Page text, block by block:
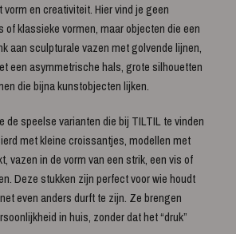
en creativiteit. Hier vind je geen
klassieke vormen, maar objecten die een
aan sculpturale vazen met golvende lijnen,
een asymmetrische hals, grote silhouetten
die bijna kunstobjecten lijken.
de speelse varianten die bij TILTIL te vinden
met kleine croissantjes, modellen met
vazen in de vorm van een strik, een vis of
Deze stukken zijn perfect voor wie houdt
even anders durft te zijn. Ze brengen
in huis, zonder dat het “druk”